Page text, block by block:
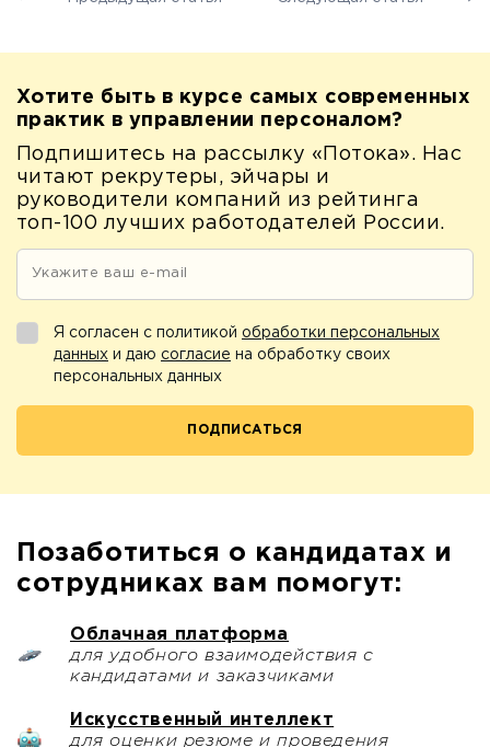
Хотите быть в курсе самых современных
практик в управлении персоналом?
Подпишитесь на рассылку «Потока». Нас
читают рекрутеры, эйчары и
руководители компаний из рейтинга
топ-100 лучших работодателей России.
Я согласен с политикой обработки персональных
данных и даю согласие на обработку своих
персональных данных
Позаботиться о кандидатах и
сотрудниках вам помогут:
Облачная платформа
для удобного взаимодействия с
кандидатами и заказчиками
Искусственный интеллект
для оценки резюме и проведения